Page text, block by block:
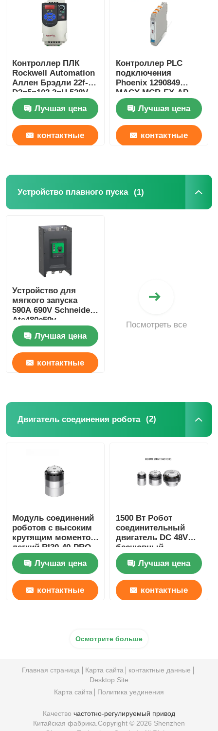
Контроллер ПЛК
Rockwell Automation
Аллен Брэдли 22f-
D2p5n103 3pH 528V
0.75kw Powerflex
Лучшая цена
контактные
Контроллер PLC
подключения
Phoenix 1290849
MACX MCR-EX-AP-
2T-2I-SP Compact
Лучшая цена
контактные
Устройство плавного пуска (1)
Устройство для
мягкого запуска
590A 690V Schneider
Ats480c59y
Электрический
мягкий стартер для
промышленности
Лучшая цена
контактные
Посмотреть все
Двигатель соединения робота (2)
Модуль соединений
роботов с высоким
крутящим моментом
легкий RI30-40-PRO
Промышленная
автоматизация
Лучшая цена
контактные
1500 Вт Робот
соединительный
двигатель DC 48V
бесшовный
сервомотор
соединительная
скорость
регулируемая
Лучшая цена
контактные
Осмотрите больше
Главная страница Карта сайта
контактные данные
Desktop Site
Карта сайта
Политика уединения
Качество частотно-регулируемый привод
Китайская фабрика.Copyright © 2026 Shenzhen